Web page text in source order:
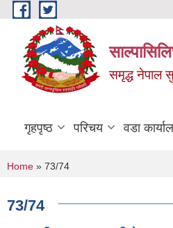
Skip to main content
समृद्ध नेपाल
गृहपृष्ठ परिचय वडा
You are here
Home » 73/74
73/74